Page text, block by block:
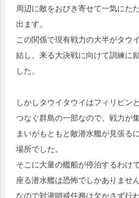
周辺に敵をおびき寄せて一気にた
出ます。
この関係で現有戦力の大半がタウ
結し、来る大決戦に向けて訓練に
した。
しかしタウイタウイはフィリピン
つなぐ群島の一部なので、戦力が
まいがもともと敵潜水艦が見張る
場所でした。
そこに大量の艦船が停泊するわけ
座る潜水艦は恐怖でしかありません
なので対潜哨戒任務は欠かさず行